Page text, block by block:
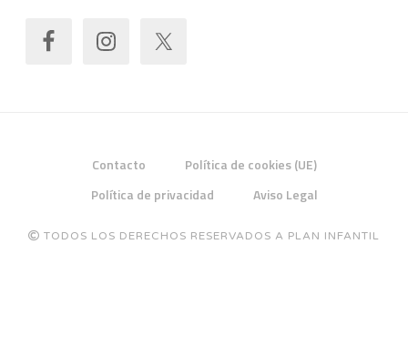
Contacto
Política de cookies (UE)
Política de privacidad
Aviso Legal
TODOS LOS DERECHOS RESERVADOS A PLAN INFANTIL